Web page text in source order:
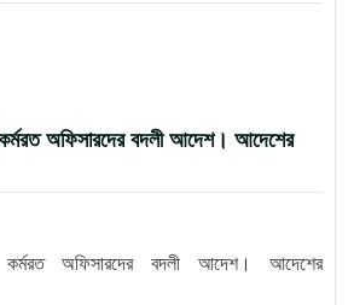
অফিসারদের বদলী আদেশ। আদেশের
কর্মরত অফিসারদের বদলী আদেশ। আদেশের